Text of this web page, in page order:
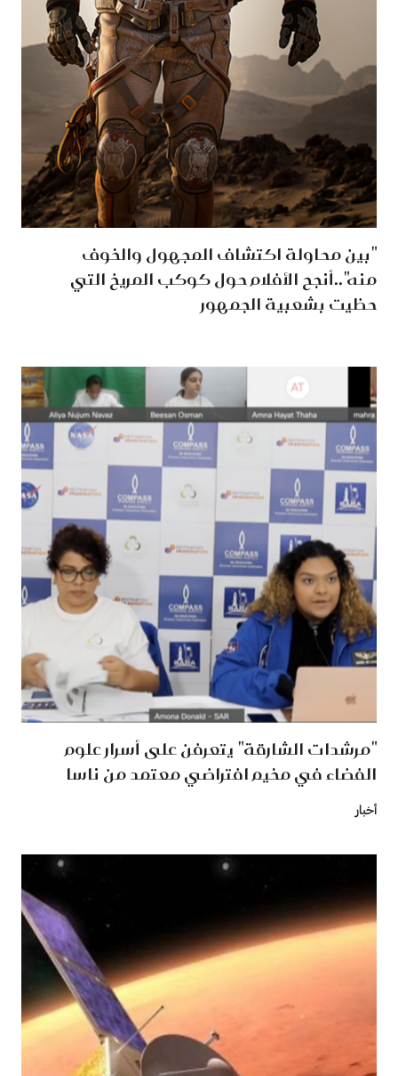
"بين محاولة اكتشاف المجهول والخوف
منه"..أنجح الأفلام حول كوكب المريخ التي
حظيت بشعبية الجمهور
"مرشدات الشارقة" يتعرفن على أسرار علوم
الفضاء في مخيم افتراضي معتمد من ناسا
أخبار